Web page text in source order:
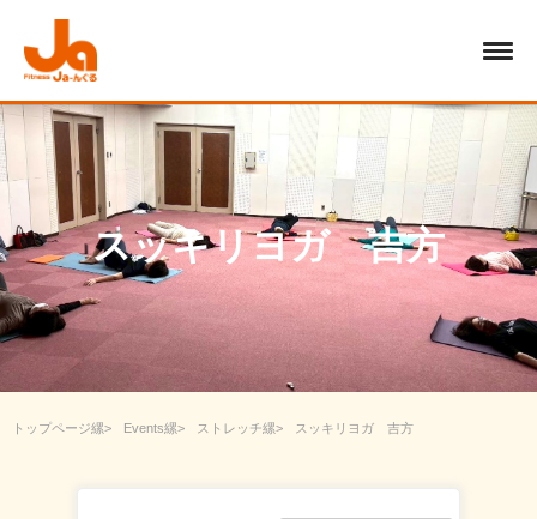
スッキリヨガ 吉方
トップページ Events ストレッチ スッキリヨガ 吉方